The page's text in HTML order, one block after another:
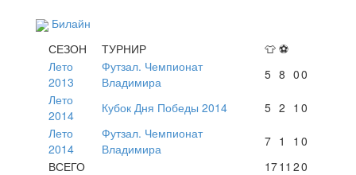
Билайн
СЕЗОН
ТУРНИР 👕 ⚽
Лето
2013
Футзал. Чемпионат
Владимира
5 8 00
Лето
2014
Кубок Дня Победы 2014 5 2 1 0
Лето
2014
Футзал. Чемпионат
Владимира
7 1 1 0
ВСЕГО
1711 20